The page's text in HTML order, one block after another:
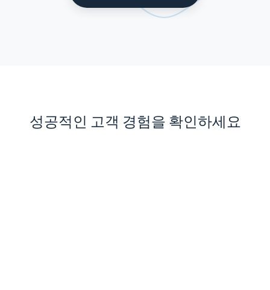
성공적인 고객 경험을 확인하세요